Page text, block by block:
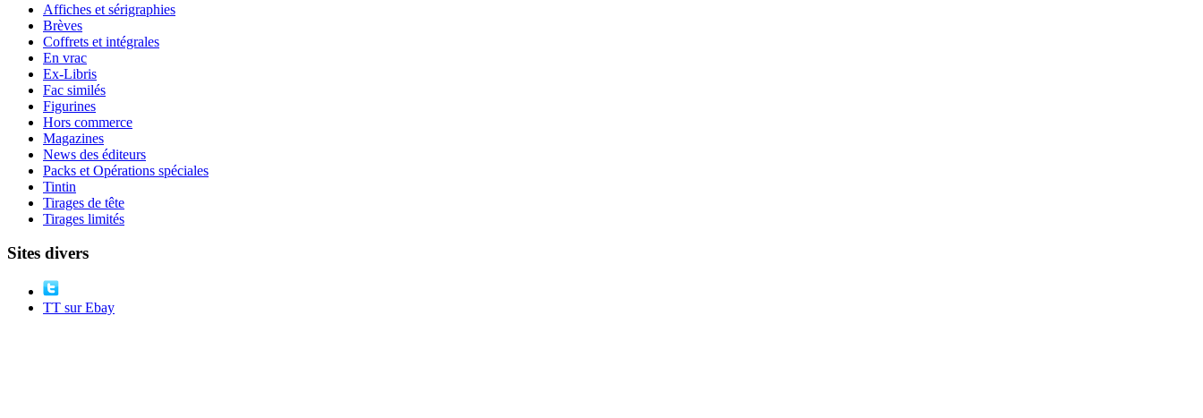
Affiches et sérigraphies
Brèves
Coffrets et intégrales
En vrac
Ex-Libris
Fac similés
Figurines
Hors commerce
Magazines
News des éditeurs
Packs et Opérations spéciales
Tintin
Tirages de tête
Tirages limités
Sites divers
TT sur Ebay